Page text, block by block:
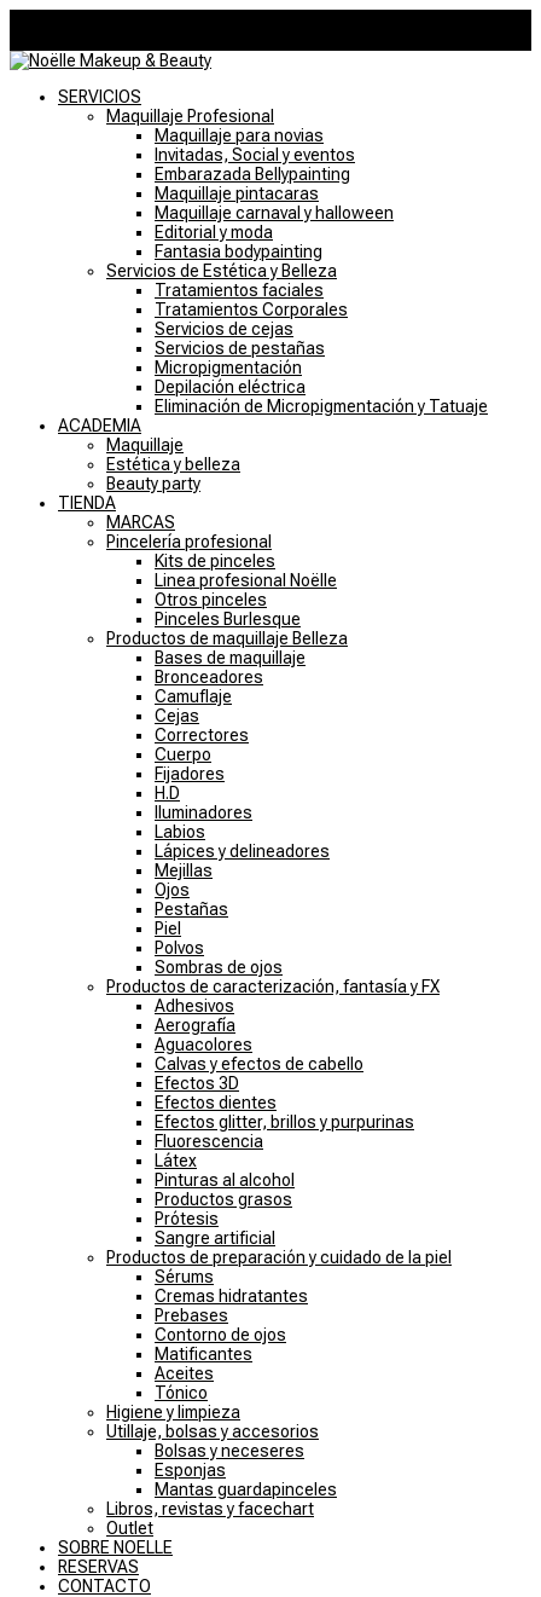
SERVICIOS
Maquillaje Profesional
Maquillaje para novias
Invitadas, Social y eventos
Embarazada Bellypainting
Maquillaje pintacaras
Maquillaje carnaval y halloween
Editorial y moda
Fantasia bodypainting
Servicios de Estética y Belleza
Tratamientos faciales
Tratamientos Corporales
Servicios de cejas
Servicios de pestañas
Micropigmentación
Depilación eléctrica
Eliminación de Micropigmentación y Tatuaje
ACADEMIA
Maquillaje
Estética y belleza
Beauty party
TIENDA
MARCAS
Pincelería profesional
Kits de pinceles
Linea profesional Noëlle
Otros pinceles
Pinceles Burlesque
Productos de maquillaje Belleza
Bases de maquillaje
Bronceadores
Camuflaje
Cejas
Correctores
Cuerpo
Fijadores
H.D
Iluminadores
Labios
Lápices y delineadores
Mejillas
Ojos
Pestañas
Piel
Polvos
Sombras de ojos
Productos de caracterización, fantasía y FX
Adhesivos
Aerografía
Aguacolores
Calvas y efectos de cabello
Efectos 3D
Efectos dientes
Efectos glitter, brillos y purpurinas
Fluorescencia
Látex
Pinturas al alcohol
Productos grasos
Prótesis
Sangre artificial
Productos de preparación y cuidado de la piel
Sérums
Cremas hidratantes
Prebases
Contorno de ojos
Matificantes
Aceites
Tónico
Higiene y limpieza
Utillaje, bolsas y accesorios
Bolsas y neceseres
Esponjas
Mantas guardapinceles
Libros, revistas y facechart
Outlet
SOBRE NOELLE
RESERVAS
CONTACTO